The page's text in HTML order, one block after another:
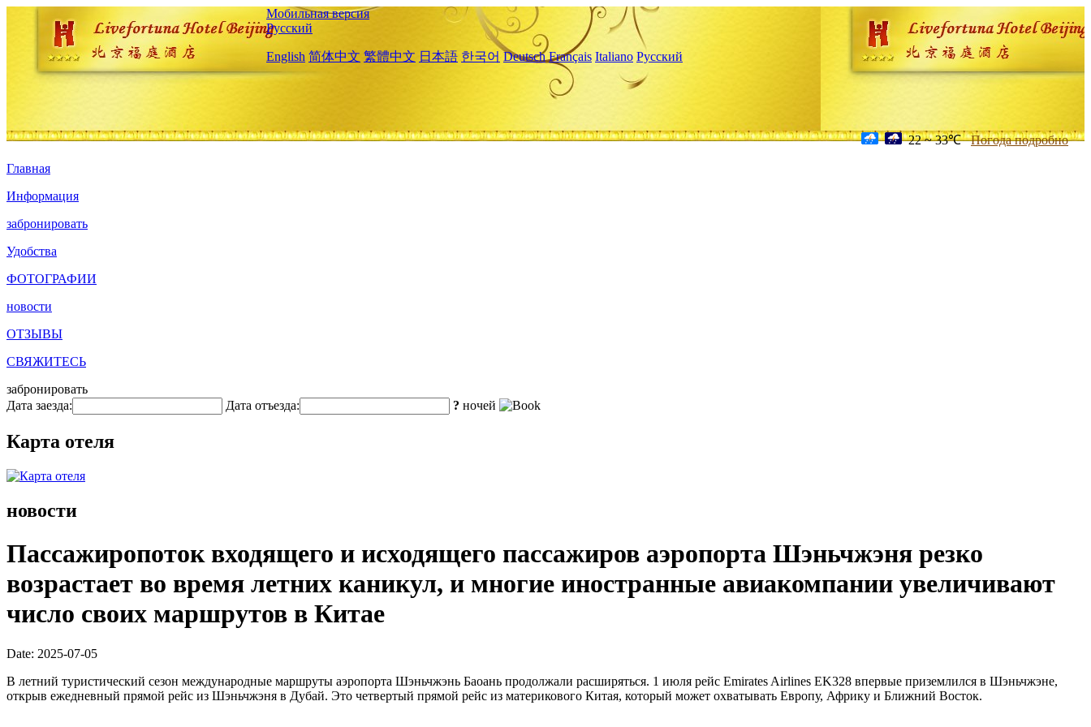
Мобильная версия
Русский
English 简体中文 繁體中文 日本語 한국어 Deutsch Français Italiano Русский
22 ~ 33℃ Погода подробно
Главная
Информация
забронировать
Удобства
ФОТОГРАФИИ
новости
ОТЗЫВЫ
СВЯЖИТЕСЬ
забронировать
Дата заезда:
Дата отъезда: ? ночей
Карта отеля
новости
Пассажиропоток входящего и исходящего пассажиров аэропорта Шэньчжэня резко
возрастает во время летних каникул, и многие иностранные авиакомпании увеличивают
число своих маршрутов в Китае
Date: 2025-07-05
В летний туристический сезон международные маршруты аэропорта Шэньчжэнь Баоань продолжали расширяться. 1 июля рейс Emirates Airlines EK328 впервые приземлился в Шэньчжэне,
открыв ежедневный прямой рейс из Шэньчжэня в Дубай. Это четвертый прямой рейс из материкового Китая, который может охватывать Европу, Африку и Ближний Восток.